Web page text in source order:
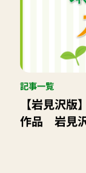
記事一覧
【岩見沢
作品 岩見